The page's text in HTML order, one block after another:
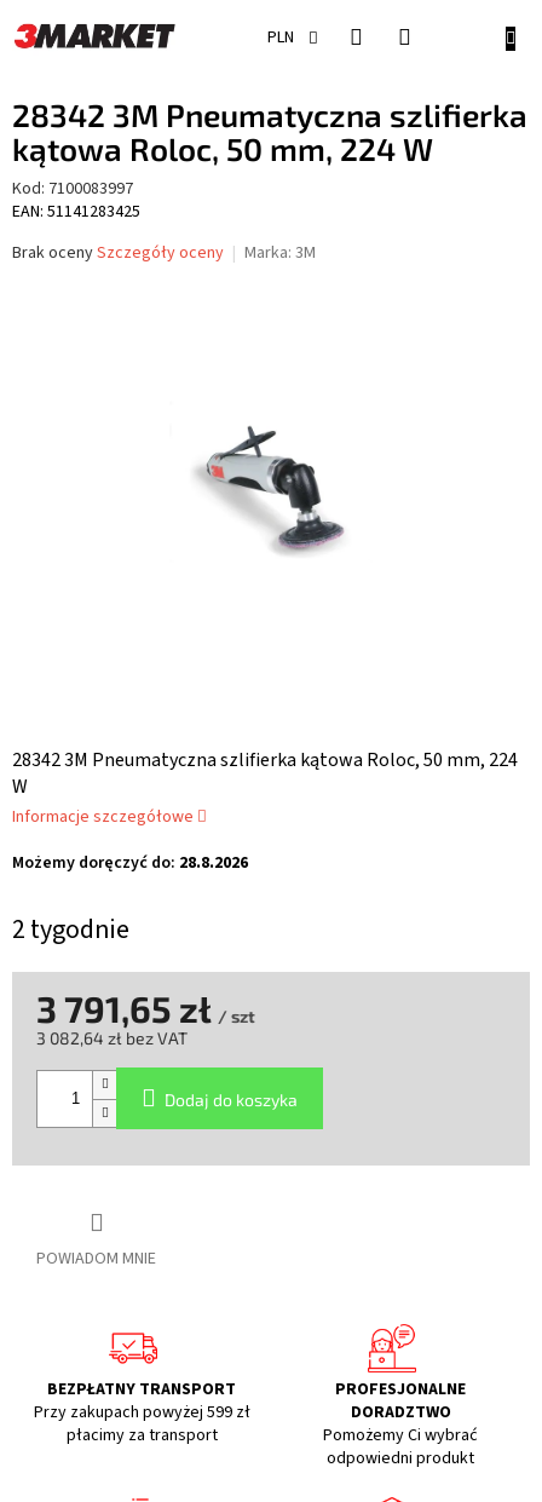
do
treści
PLN
28342 3M Pneumatyczna szlifierka
kątowa Roloc, 50 mm, 224 W
Kod: 7100083997
EAN: 51141283425
Średnia
Brak ocenySzczegóły oceny Marka: 3M
2 tygodnie
Możemy doręczyć do: 28.8.2026
28342 3M Pneumatyczna szlifierka kątowa Roloc, 50 mm, 224
W
Informacje szczegółowe
POWIADOM MNIE
3 791,65 zł / szt
3 082,64 zł bez VAT
jednostkowa:
Dodaj do koszyka
BEZPŁATNY TRANSPORT
Przy zakupach powyżej 599 zł
płacimy za transport
PROFESJONALNE
DORADZTWO
Pomożemy Ci wybrać
odpowiedni produkt